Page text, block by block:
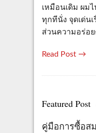
เหมือนเดิม ผม
ทุกทีนั่ง จุดเด่น
ส่วนความอร่อ
Read Post →
Featured Post
คู่มือการซื้อส